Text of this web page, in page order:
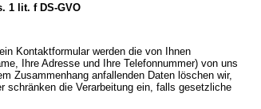
1 lit. f DS-GVO
Kontaktformular werden die von Ihnen
Ihre Adresse und Ihre Telefonnummer) von uns
Zusammenhang anfallenden Daten löschen wir,
schränken die Verarbeitung ein, falls gesetzliche